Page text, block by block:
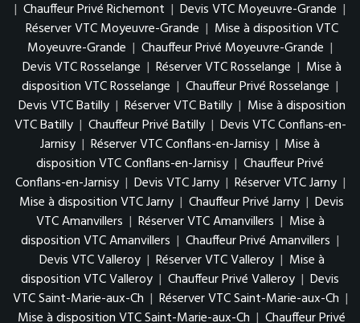
| Chauffeur Privé Richemont | Devis VTC Moyeuvre-Grande |
Réserver VTC Moyeuvre-Grande | Mise à disposition VTC
Moyeuvre-Grande | Chauffeur Privé Moyeuvre-Grande |
Devis VTC Rosselange | Réserver VTC Rosselange | Mise à
disposition VTC Rosselange | Chauffeur Privé Rosselange |
Devis VTC Batilly | Réserver VTC Batilly | Mise à disposition
VTC Batilly | Chauffeur Privé Batilly | Devis VTC Conflans-en-
Jarnisy | Réserver VTC Conflans-en-Jarnisy | Mise à
disposition VTC Conflans-en-Jarnisy | Chauffeur Privé
Conflans-en-Jarnisy | Devis VTC Jarny | Réserver VTC Jarny |
Mise à disposition VTC Jarny | Chauffeur Privé Jarny | Devis
VTC Amanvillers | Réserver VTC Amanvillers | Mise à
disposition VTC Amanvillers | Chauffeur Privé Amanvillers |
Devis VTC Valleroy | Réserver VTC Valleroy | Mise à
disposition VTC Valleroy | Chauffeur Privé Valleroy | Devis
VTC Saint-Marie-aux-Ch | Réserver VTC Saint-Marie-aux-Ch |
Mise à disposition VTC Saint-Marie-aux-Ch | Chauffeur Privé